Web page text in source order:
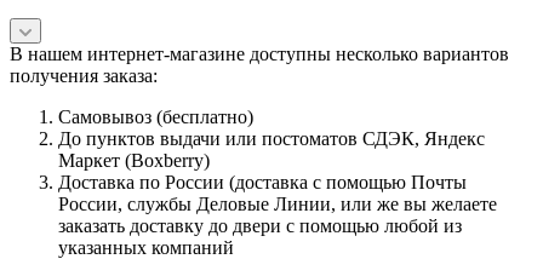
В нашем интернет-магазине доступны несколько вариантов
получения заказа:
Самовывоз (бесплатно)
До пунктов выдачи или постоматов СДЭК, Яндекс
Маркет (Boxberry)
Доставка по России (доставка с помощью Почты
России, службы Деловые Линии, или же вы желаете
заказать доставку до двери с помощью любой из
указанных компаний